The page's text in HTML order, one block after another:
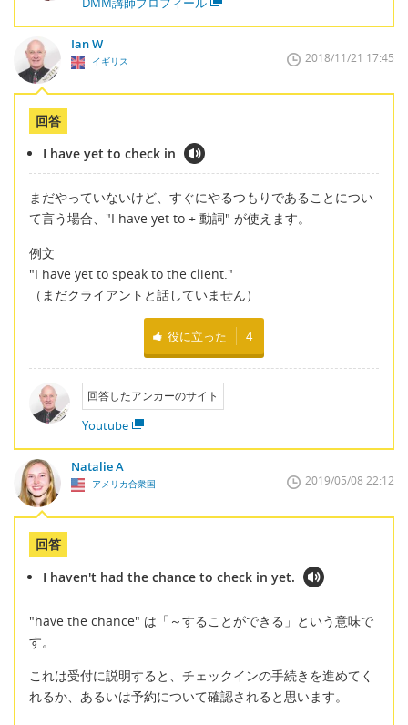
Ian W
イギリス 2018/11/21 17:45
回答
I have yet to check in
まだやっていないけど、すぐにやるつもりであることについ
て言う場合、"I have yet to + 動詞" が使えます。
例文
"I have yet to speak to the client."
（まだクライアントと話していません）
役に立った 4
回答したアンカーのサイト
Youtube
Natalie A
アメリカ合衆国 2019/05/08 22:12
回答
I haven't had the chance to check in yet.
"have the chance" は「～することができる」という意味で
す。
これは受付に説明すると、チェックインの手続きを進めてく
れるか、あるいは予約について確認されると思います。